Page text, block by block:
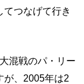
つなげて行き
混戦のパ・リー
が、2005年は2